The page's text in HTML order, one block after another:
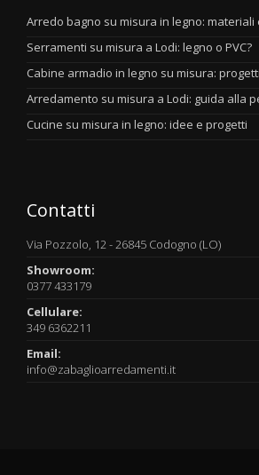
Arredo bagno su misura in legno: materiali
Serramenti su misura a Lodi: legno o PVC?
Cabine armadio in legno su misura:
Arredamento su misura a Lodi: guida alla
Cucine su misura in legno: idee e progetti
Contatti
Via Pozzolo, 12 - 26845 Codogno (LO)
Showroom:
0377 433179
Cellulare:
349 6362211
Email:
info@zabaglioarredamenti.it